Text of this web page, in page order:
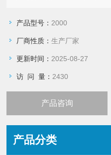
产品型号： 2000
厂商性质：生产厂家
更新时间： 2025-08-27
访 问 量： 2430
产品咨询
产品分类